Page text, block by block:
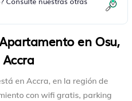
en Osu,
Accra
en Accra, en la región de
con wifi gratis, parking